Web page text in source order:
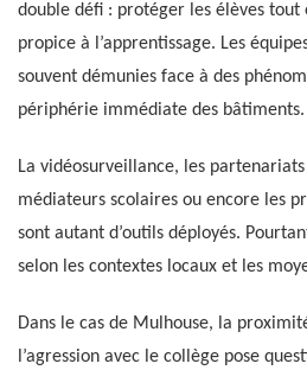
double défi : protéger les élèves
propice à l’apprentissage. Les
souvent démunies face à des
périphérie immédiate des bâtiments.
La vidéosurveillance, les
médiateurs scolaires ou encore les
sont autant d’outils déployés.
selon les contextes locaux et les
Dans le cas de Mulhouse, la
l’agression avec le collège pose